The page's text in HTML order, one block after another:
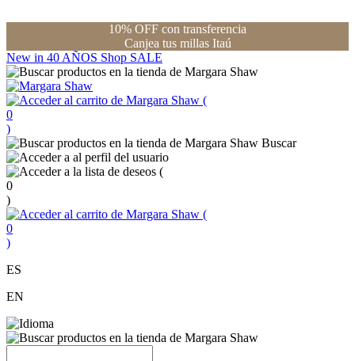
10% OFF con transferencia
Canjea tus millas Itaú
New in 40 AÑOS Shop SALE
(
0
)
Buscar
(
0
)
(
0
)
ES
EN